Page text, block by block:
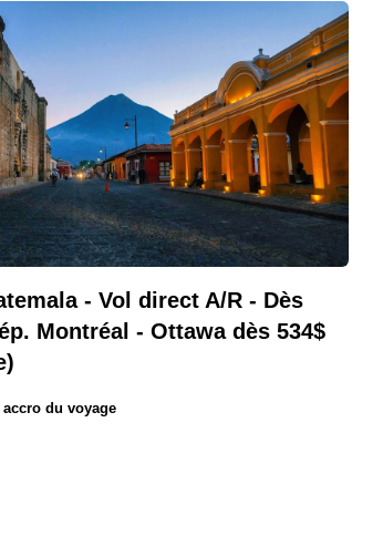
- Vol direct A/R - Dès
Montréal - Ottawa dès 534$
accro du voyage